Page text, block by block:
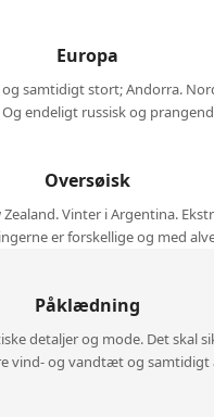
Europa
samtidigt stort; Andorra.
endeligt russisk og
Oversøisk
Vinter i Argentina.
er forskellige og med
Påklædning
detaljer og mode. Det skal
vind- og vandtæt og